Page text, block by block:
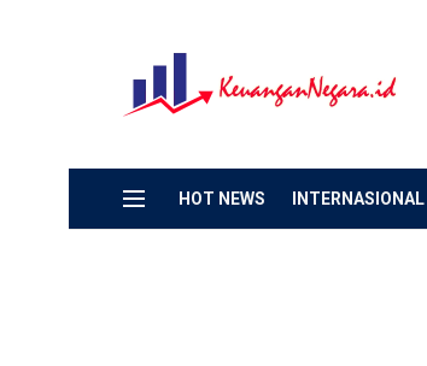
HOT NEWS INTERNASIONAL